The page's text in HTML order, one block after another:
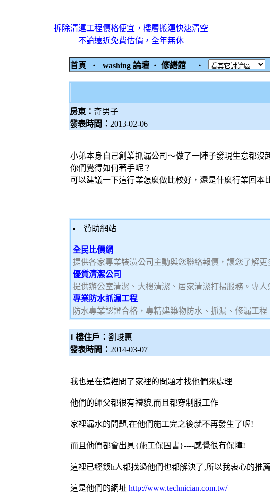
拆除清運工程價格便宜，樓層搬運快速清空
不論遠近免費估價，全年無休
首頁 ‧ washing 論壇 ‧ 修繕館 ‧
房東： 奇男子
發表時間： 2013-02-06
小弟本身自己創業抓漏公司～做了一陣子發現生意都沒
你們覺得如何著手呢？
可以建議一下這行業怎麼做比較好，還是什麼行業回本
贊助網站
全民比價網
提供各家專業裝潢公司主動與您聯絡報價，讓您了解更
優質清潔公司
提供辦公室清潔、大樓清潔、居家清潔打掃服務。專
專業防水抓漏工程
防水專業認證合格，專精建築物防水、抓漏、修漏工程
1 樓住戶： 劉峻惠
發表時間： 2014-03-07
我也是在這裡問了家裡的問題才找他們來處理
他們的師父都很有禮貌,而且都穿制服工作
家裡漏水的問題,在他們施工完之後就不再發生了喔!
而且他們都會出具{施工保固書}----感覺很有保障!
這裡已經釵h人都找過他們也都解決了,所以我衷心的推
這是他們的網址 http://www.technician.com.tw/